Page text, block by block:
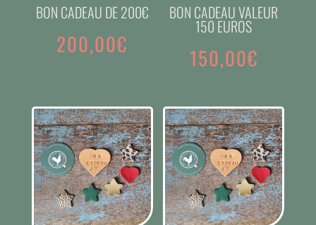
BON CADEAU DE 200€
200,00€
BON CADEAU VALEUR
150 EUROS
150,00€